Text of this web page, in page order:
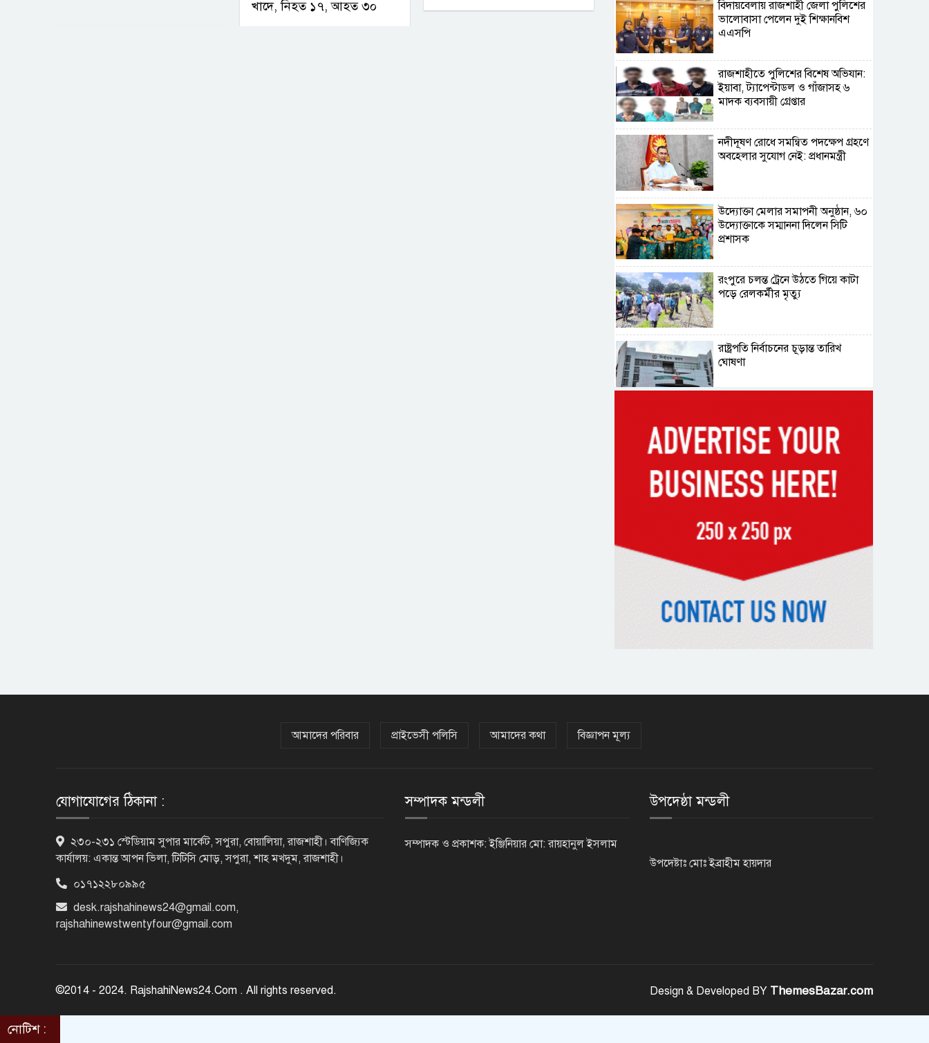
খাদে, নিহত ১৭, আহত ৩০
বিদায়বেলায় রাজশাহী জেলা পুলিশের
ভালোবাসা পেলেন দুই শিক্ষানবিশ
এএসপি
রাজশাহীতে পুলিশের বিশেষ অভিযান:
ইয়াবা, ট্যাপেন্টাডল ও গাঁজাসহ ৬
মাদক ব্যবসায়ী গ্রেপ্তার
নদীদূষণ রোধে সমন্বিত পদক্ষেপ গ্রহণে
অবহেলার সুযোগ নেই: প্রধানমন্ত্রী
উদ্যোক্তা মেলার সমাপনী অনুষ্ঠান, ৬০
উদ্যোক্তাকে সম্মাননা দিলেন সিটি
প্রশাসক
রংপুরে চলন্ত ট্রেনে উঠতে গিয়ে কাটা
পড়ে রেলকর্মীর মৃত্যু
রাষ্ট্রপতি নির্বাচনের চূড়ান্ত তারিখ
ঘোষণা
স্মৃতিতে এখনও ৫ আগস্ট
ভিসাসেবা নিয়ে ভারতীয় হাইকমিশনের
সতর্কতা জারি
দুর্নীতিমুক্ত প্রশাসন গড়াই সরকারের
মূল লক্ষ্য : ভূমিমন্ত্রী
নেসকো কেন, কোনো কিছুই রাজশাহী
আমাদের পরিবার প্রাইভেসী পলিসি আমাদের কথা বিজ্ঞাপন মূল্য
যোগাযোগের ঠিকানা :
২৩০-২৩১ স্টেডিয়াম সুপার মার্কেট, সপুরা, বোয়ালিয়া, রাজশাহী। বাণিজ্যিক
কার্যালয়: একান্ত আপন ভিলা, টিটিসি মোড়, সপুরা, শাহ মখদুম, রাজশাহী।
০১৭১২২৮০৯৯৫
desk.rajshahinews24@gmail.com,
rajshahinewstwentyfour@gmail.com
সম্পাদক মন্ডলী
সম্পাদক ও প্রকাশক: ইঞ্জিনিয়ার মো: রায়হানুল ইসলাম
উপদেষ্ঠা মন্ডলী
উপদেষ্টাঃ মোঃ ইব্রাহীম হায়দার
©2014 - 2024. RajshahiNews24.Com . All rights reserved. Design & Developed BY ThemesBazar.com
নোটিশ :